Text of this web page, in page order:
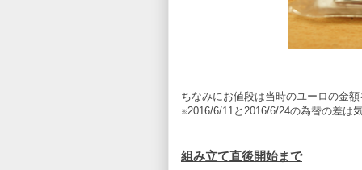
ちなみにお値段は当時のユーロの金
※2016/6/11と2016/6/24の為替の差は
組み立て直後開始まで